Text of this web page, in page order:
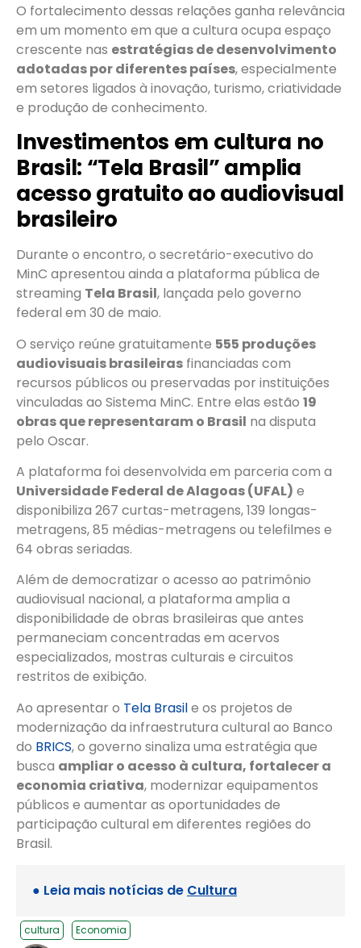
O fortalecimento dessas relações ganha relevância
em um momento em que a cultura ocupa espaço
crescente nas estratégias de desenvolvimento
adotadas por diferentes países, especialmente
em setores ligados à inovação, turismo, criatividade
e produção de conhecimento.
Investimentos em cultura no
Brasil: “Tela Brasil” amplia
acesso gratuito ao audiovisual
brasileiro
Durante o encontro, o secretário-executivo do
MinC apresentou ainda a plataforma pública de
streaming Tela Brasil, lançada pelo governo
federal em 30 de maio.
O serviço reúne gratuitamente 555 produções
audiovisuais brasileiras financiadas com
recursos públicos ou preservadas por instituições
vinculadas ao Sistema MinC. Entre elas estão 19
obras que representaram o Brasil na disputa
pelo Oscar.
A plataforma foi desenvolvida em parceria com a
Universidade Federal de Alagoas (UFAL) e
disponibiliza 267 curtas-metragens, 139 longas-
metragens, 85 médias-metragens ou telefilmes e
64 obras seriadas.
Além de democratizar o acesso ao patrimônio
audiovisual nacional, a plataforma amplia a
disponibilidade de obras brasileiras que antes
permaneciam concentradas em acervos
especializados, mostras culturais e circuitos
restritos de exibição.
Ao apresentar o Tela Brasile os projetos de
modernização da infraestrutura cultural ao Banco
do BRICS, o governo sinaliza uma estratégia que
busca ampliar o acesso à cultura, fortalecer a
economia criativa, modernizar equipamentos
públicos e aumentar as oportunidades de
participação cultural em diferentes regiões do
Brasil.
● Leia mais notícias de Cultura
cultura Economia